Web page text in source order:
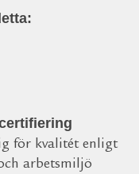
för kvalitét enligt
arbetsmiljö